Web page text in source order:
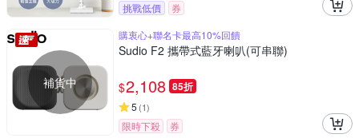
挑戰低價 券
補貨中
購衷心+聯名卡最高10%回饋
Sudio F2 攜帶式藍牙喇叭(可串聯)
$2,108 85折
5 (1)
限時下殺
券